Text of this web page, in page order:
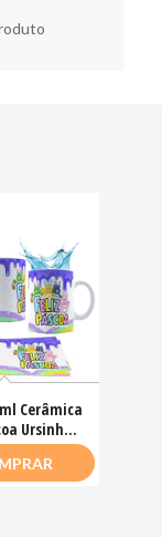
Cerâmica
Ursinho